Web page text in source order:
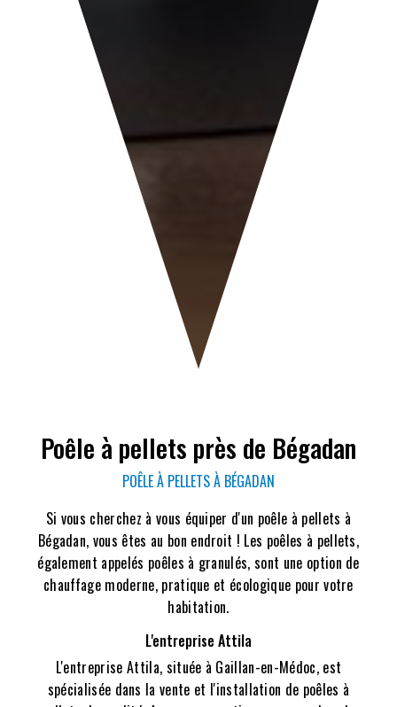
Poêle à pellets près de Bégadan
POÊLE À PELLETS À BÉGADAN
Si vous cherchez à vous équiper d'un poêle à pellets à
Bégadan, vous êtes au bon endroit ! Les poêles à pellets,
également appelés poêles à granulés, sont une option de
chauffage moderne, pratique et écologique pour votre
habitation.
L'entreprise Attila
L'entreprise Attila, située à Gaillan-en-Médoc, est
spécialisée dans la vente et l'installation de poêles à